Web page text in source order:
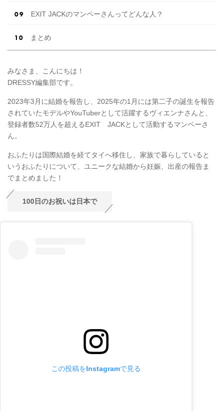
EXIT JACKのマンペーさんってどんな人？
まとめ
みなさま、こんにちは！
DRESSY編集部です。
2023年3月に結婚を報告し、2025年の1月には第二子の誕生を報告
されていたモデルやYouTuberとして活躍するヴィエンナさんと、
登録者数52万人を超えるEXIT JACKとして活動するマンペーさ
ん。
おふたりは国際結婚を経てタイへ移住し、家族で暮らしていると
いうおふたりについて、ユニークな結婚から妊娠、出産の報告ま
でまとめました！
100日のお祝いは日本で
この投稿をInstagramで見る